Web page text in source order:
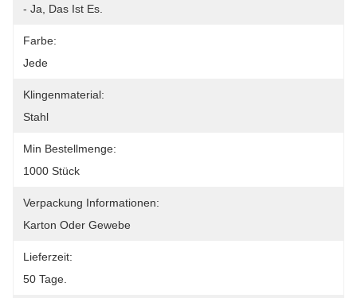
- Ja, Das Ist Es.
Farbe:
Jede
Klingenmaterial:
Stahl
Min Bestellmenge:
1000 Stück
Verpackung Informationen:
Karton Oder Gewebe
Lieferzeit:
50 Tage.